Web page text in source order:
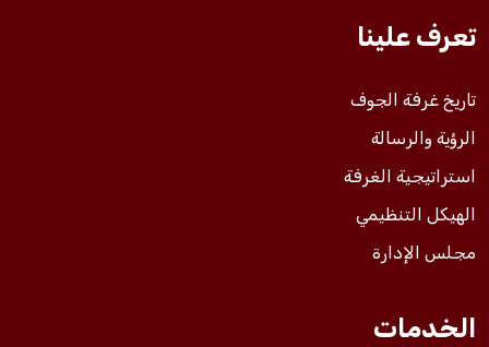
مشاريع الغرفة
تعرف علينا
تاريخ غرفة الجوف
الرؤية والرسالة
استراتيجية الغرفة
الهيكل التنظيمي
مجلس الإدارة
الخدمات